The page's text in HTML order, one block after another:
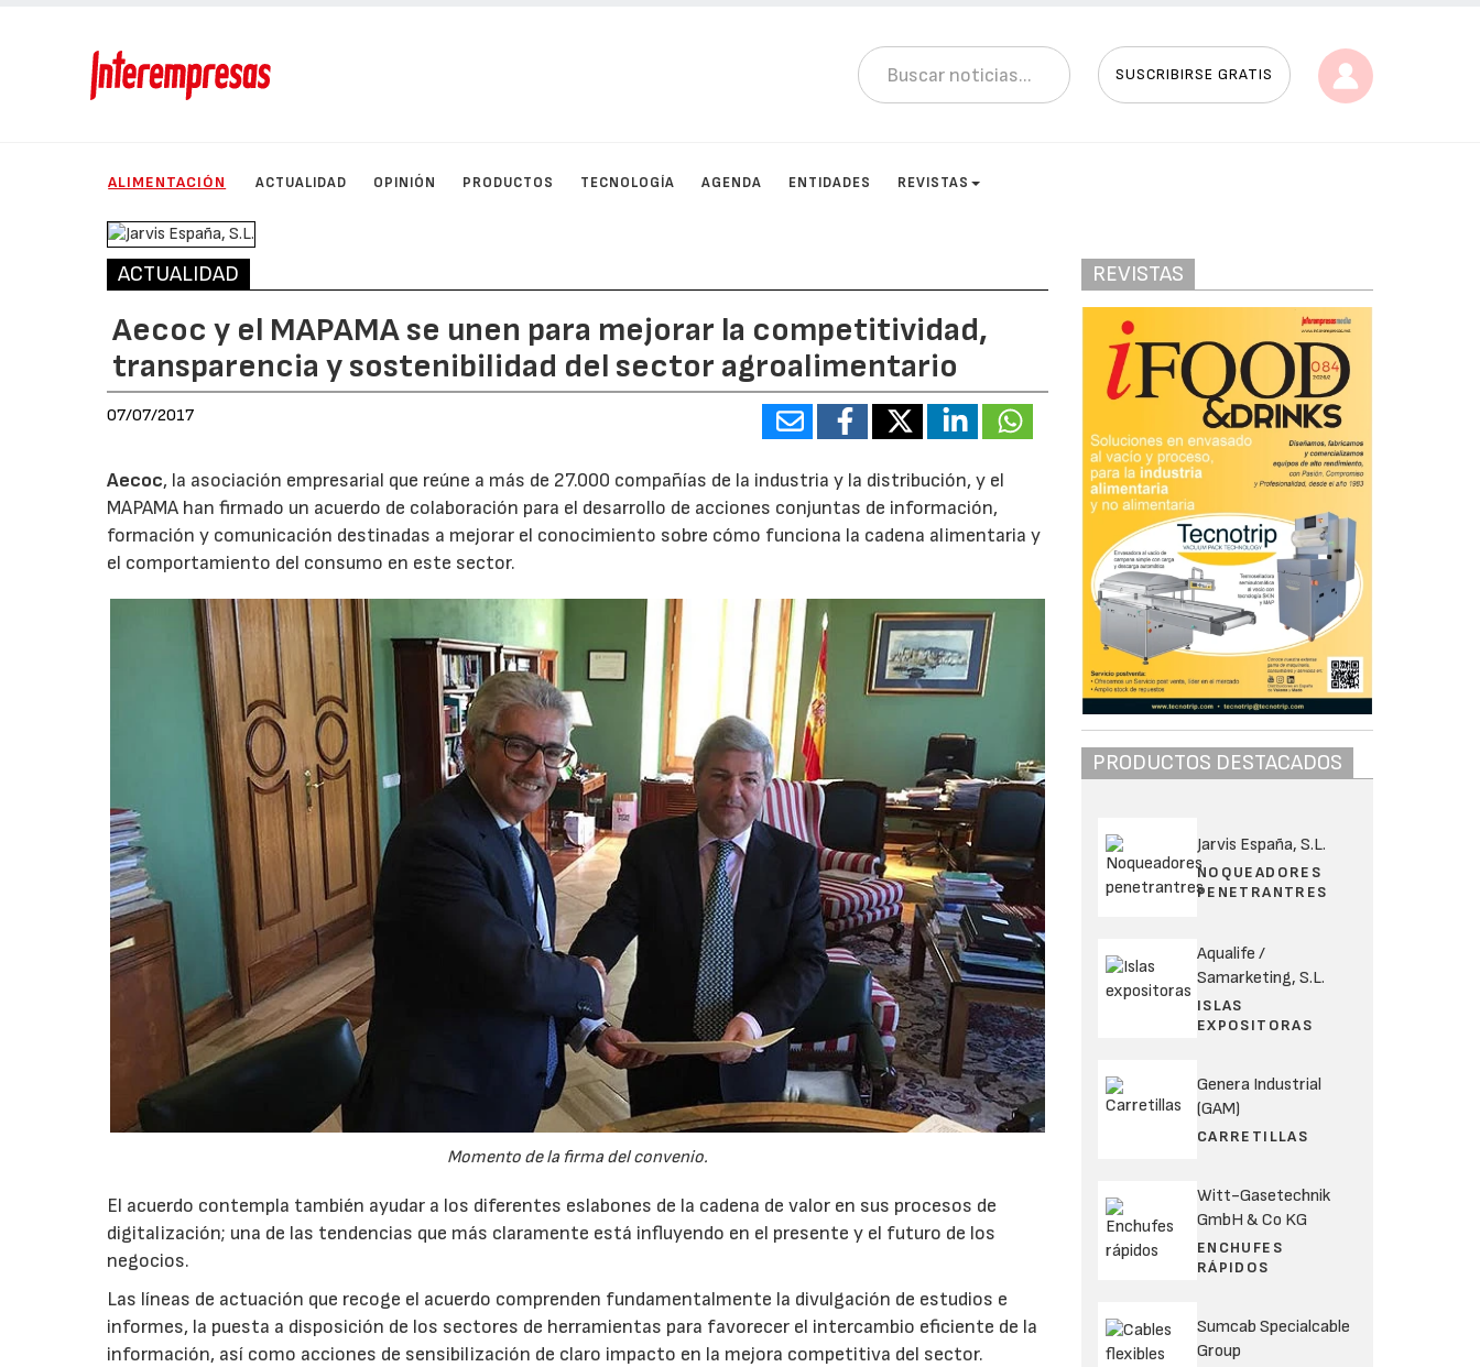
SUSCRIBIRSE GRATIS
ALIMENTACIÓN ACTUALIDAD OPINIÓN PRODUCTOS TECNOLOGÍA AGENDA ENTIDADES REVISTAS
ACTUALIDAD
Aecoc y el MAPAMA se unen para mejorar la competitividad,
transparencia y sostenibilidad del sector agroalimentario
07/07/2017
Aecoc, la asociación empresarial que reúne a más de 27.000 compañías de la industria y la distribución, y el
MAPAMA han firmado un acuerdo de colaboración para el desarrollo de acciones conjuntas de información,
formación y comunicación destinadas a mejorar el conocimiento sobre cómo funciona la cadena alimentaria y
el comportamiento del consumo en este sector.
Momento de la firma del convenio.
El acuerdo contempla también ayudar a los diferentes eslabones de la cadena de valor en sus procesos de
digitalización; una de las tendencias que más claramente está influyendo en el presente y el futuro de los
negocios.
Las líneas de actuación que recoge el acuerdo comprenden fundamentalmente la divulgación de estudios e
informes, la puesta a disposición de los sectores de herramientas para favorecer el intercambio eficiente de la
información, así como acciones de sensibilización de claro impacto en la mejora competitiva del sector.
REVISTAS
PRODUCTOS DESTACADOS
Jarvis España, S.L.
NOQUEADORES
PENETRANTRES
Aqualife /
Samarketing, S.L.
ISLAS
EXPOSITORAS
Genera Industrial
(GAM)
CARRETILLAS
Witt-Gasetechnik
GmbH & Co KG
ENCHUFES
RÁPIDOS
Sumcab Specialcable
Group